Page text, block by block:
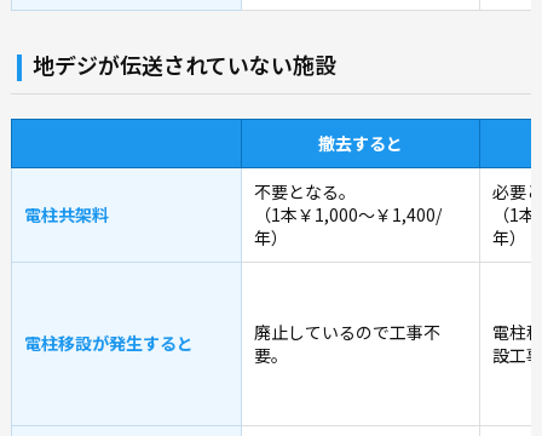
地デジが伝送されていない施設
撤去すると
電柱共架料
不要となる。
（1本￥1,000～￥1,400/
年）
必要
（1
年）
電柱移設が発生すると
廃止しているので工事不
要。
電柱
設工